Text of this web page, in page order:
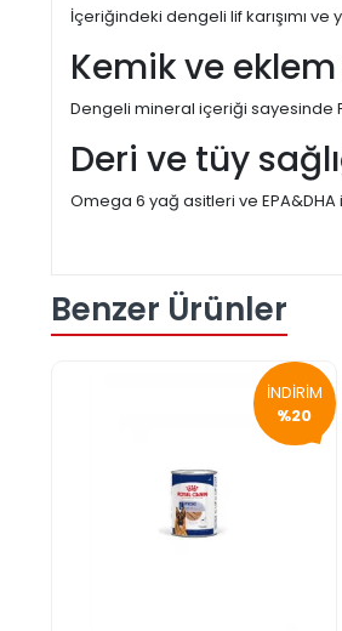
İçeriğindeki dengeli lif karışımı
Kemik ve eklem
Dengeli mineral içeriği sayesinde
Deri ve tüy
Omega 6 yağ asitleri ve
Benzer Ürünler
İNDİRİM
%20